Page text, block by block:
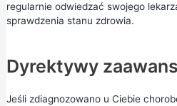
regularnie odwiedzać swojego
sprawdzenia stanu zdrowia.
Dyrektywy
Jeśli zdiagnozowano u Ciebie